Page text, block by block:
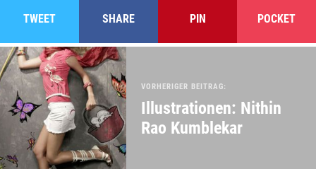
TWEET SHARE PIN POCKET
VORHERIGER BEITRAG:
Illustrationen: Nithin
Rao Kumblekar